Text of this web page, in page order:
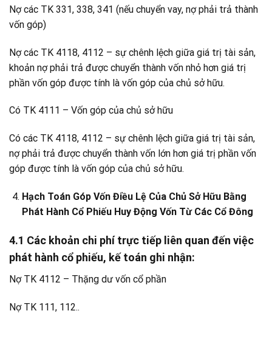
Nợ các TK 331, 338, 341 (nếu chuyển vay, nợ phải trả thành
vốn góp)
Nợ các TK 4118, 4112 – sự chênh lệch giữa giá trị tài sản,
khoản nợ phải trả được chuyển thành vốn nhỏ hơn giá trị
phần vốn góp được tính là vốn góp của chủ sở hữu.
Có TK 4111 – Vốn góp của chủ sở hữu
Có các TK 4118, 4112 – sự chênh lệch giữa giá trị tài sản,
nợ phải trả được chuyển thành vốn lớn hơn giá trị phần vốn
góp được tính là vốn góp của chủ sở hữu.
Hạch Toán Góp Vốn Điều Lệ Của Chủ Sở Hữu Bằng
Phát Hành Cổ Phiếu Huy Động Vốn Từ Các Cổ Đông
4.1 Các khoản chi phí trực tiếp liên quan đến việc
phát hành cổ phiếu, kế toán ghi nhận:
Nợ TK 4112 – Thặng dư vốn cổ phần
Nợ TK 111, 112..